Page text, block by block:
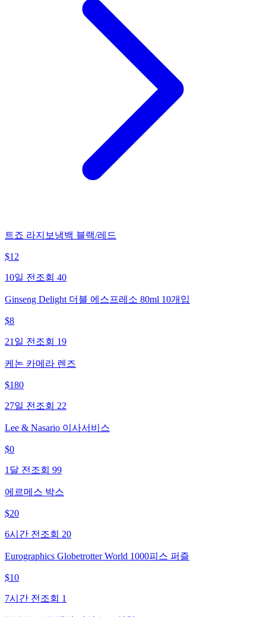
트죠 라지보냉백 블랙/레드
$12
10일 전 조회 40
Ginseng Delight 더블 에스프레소 80ml 10개입
$8
21일 전 조회 19
케논 카메라 렌즈
$180
27일 전 조회 22
Lee & Nasario 이사서비스
$0
1달 전 조회 99
에르메스 박스
$20
6시간 전 조회 20
Eurographics Globetrotter World 1000피스 퍼즐
$10
7시간 전 조회 1